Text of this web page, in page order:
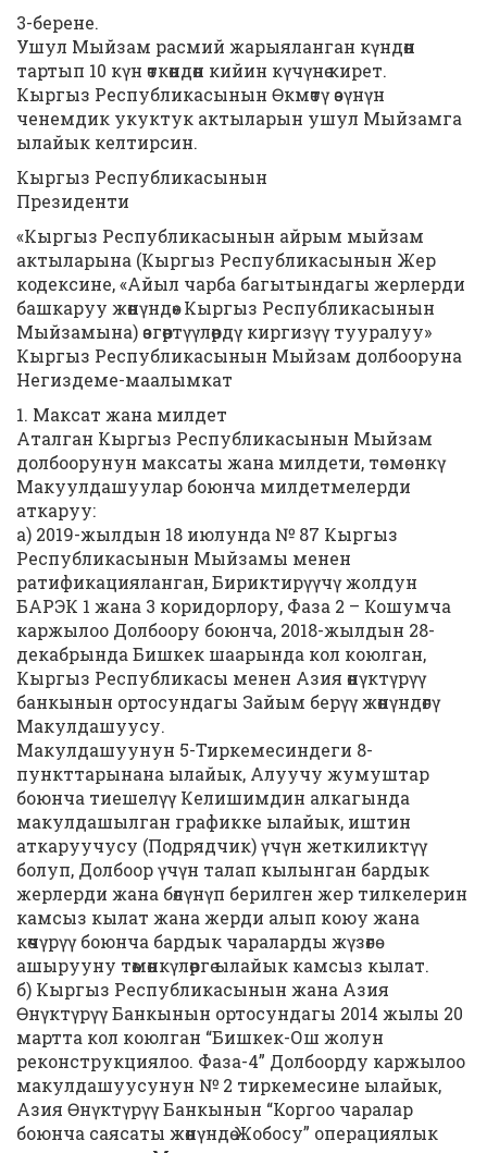
3-берене.
Ушул Мыйзам расмий жарыяланган күндөн
тартып 10 күн өткөндөн кийин күчүнө кирет.
Кыргыз Республикасынын Өкмөтү өзүнүн
ченемдик укуктук актыларын ушул Мыйзамга
ылайык келтирсин.
Кыргыз Республикасынын
Президенти
«Кыргыз Республикасынын айрым мыйзам
актыларына (Кыргыз Республикасынын Жер
кодексине, «Айыл чарба багытындагы жерлерди
башкаруу жөнүндө» Кыргыз Республикасынын
Мыйзамына) өзгөртүүлөрдү киргизүү тууралуу»
Кыргыз Республикасынын Мыйзам долбооруна
Негиздеме-маалымкат
1. Максат жана милдет
Аталган Кыргыз Республикасынын Мыйзам
долбоорунун максаты жана милдети, тѳмѳнкү
Макуулдашуулар боюнча милдетмелерди
аткаруу:
а) 2019-жылдын 18 июлунда № 87 Кыргыз
Республикасынын Мыйзамы менен
ратификацияланган, Бириктирүүчү жолдун
БАРЭК 1 жана 3 коридорлору, Фаза 2 – Кошумча
каржылоо Долбоору боюнча, 2018-жылдын 28-
декабрында Бишкек шаарында кол коюлган,
Кыргыз Республикасы менен Азия өнүктүрүү
банкынын ортосундагы Зайым берүү жөнүндөгү
Макулдашуусу.
Макулдашуунун 5-Тиркемесиндеги 8-
пункттарынана ылайык, Алуучу жумуштар
боюнча тиешелүү Келишимдин алкагында
макулдашылган графикке ылайык, иштин
аткаруучусу (Подрядчик) үчүн жеткиликтүү
болуп, Долбоор үчүн талап кылынган бардык
жерлерди жана бөлүнүп берилген жер тилкелерин
камсыз кылат жана жерди алып коюу жана
көчүрүү боюнча бардык чараларды жүзөгө
ашырууну төмөнкүлөргө ылайык камсыз кылат.
б) Кыргыз Республикасынын жана Азия
Өнүктүрүү Банкынын ортосундагы 2014 жылы 20
мартта кол коюлган “Бишкек-Ош жолун
реконструкциялоо. Фаза-4” Долбоорду каржылоо
макулдашуусунун № 2 тиркемесине ылайык,
Азия Өнүктүрүү Банкынын “Коргоо чаралар
боюнча саясаты жөнүндө Жобосу” операциялык